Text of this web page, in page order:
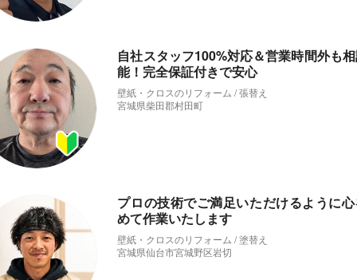
自社スタッフ100%対応＆営業時間外も
能！完全保証付きで安心
壁紙・クロスのリフォーム / 張替え
宮城県柴田郡村田町
プロの技術でご満足いただけるように
めて作業いたします
壁紙・クロスのリフォーム / 塗替え
宮城県仙台市宮城野区岩切